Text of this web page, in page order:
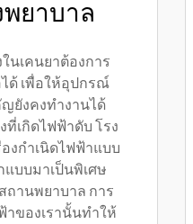
พยาบาล
นเคนยาต้องการ
ด้ เพื่อให้อุปกรณ์
ยังคงทำงานได้
ที่เกิดไฟฟ้าดับ โรง
งกำเนิดไฟฟ้าแบบ
แบบมาเป็นพิเศษ
ถานพยาบาล การ
าของเรานั้นทำให้